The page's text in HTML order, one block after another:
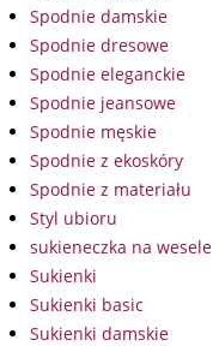
Spodnie damskie
Spodnie dresowe
Spodnie eleganckie
Spodnie jeansowe
Spodnie męskie
Spodnie z ekoskóry
Spodnie z materiału
Styl ubioru
sukieneczka na wesele
Sukienki
Sukienki basic
Sukienki damskie